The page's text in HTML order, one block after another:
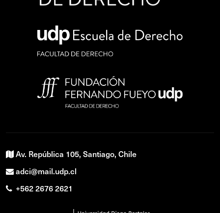
Av. República 105, Santiago, Chile
adci@mail.udp.cl
+562 2676 2621